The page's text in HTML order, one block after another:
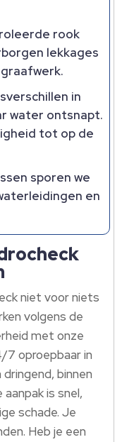
rook
lekkages
in
water ontsnapt.
tot op de
sporen we
en
niet voor niets
volgens de
met onze
7 oproepbaar in
binnen
is snel,
schade. Je
Heb je een